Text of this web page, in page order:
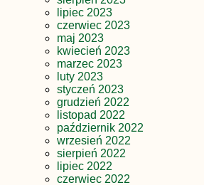
lipiec 2023
czerwiec 2023
maj 2023
kwiecień 2023
marzec 2023
luty 2023
styczeń 2023
grudzień 2022
listopad 2022
październik 2022
wrzesień 2022
sierpień 2022
lipiec 2022
czerwiec 2022